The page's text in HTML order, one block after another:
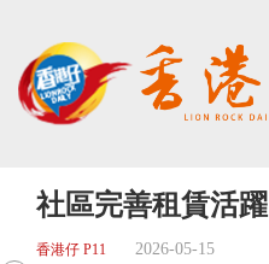
社區完善租賃活躍
香港仔 P11 2026-05-15